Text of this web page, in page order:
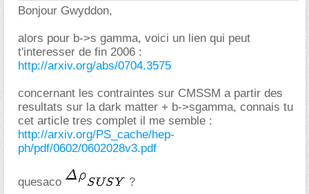
Bonjour Gwyddon,
alors pour b->s gamma, voici un lien qui peut
t'interesser de fin 2006 :
http://arxiv.org/abs/0704.3575
concernant les contraintes sur CMSSM a partir des
resultats sur la dark matter + b->sgamma, connais tu
cet article tres complet il me semble :
http://arxiv.org/PS_cache/hep-
ph/pdf/0602/0602028v3.pdf
quesaco ?